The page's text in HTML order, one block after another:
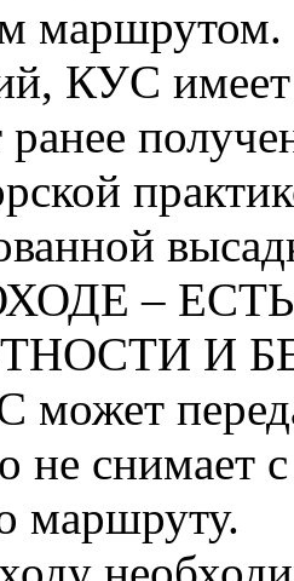
КУС
ранее
–
И
может
не снимает
маршруту.